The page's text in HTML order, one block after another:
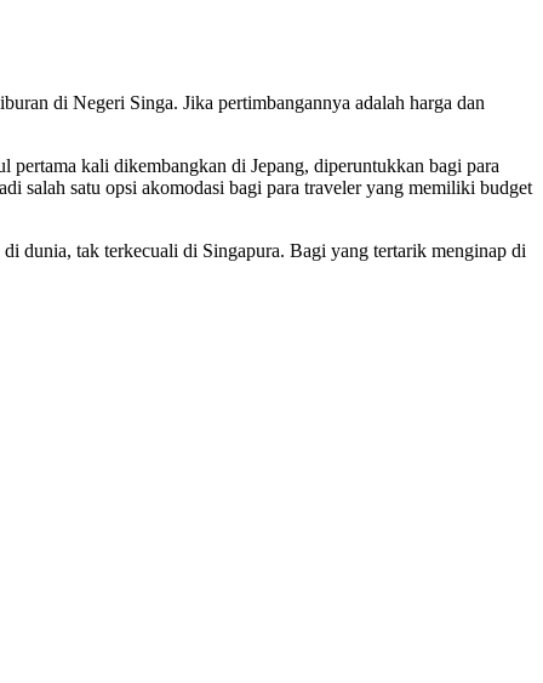
di Negeri Singa. Jika pertimbangannya adalah harga dan
kali dikembangkan di Jepang, diperuntukkan bagi para
salah satu opsi akomodasi bagi para traveler yang memiliki budget
dunia, tak terkecuali di Singapura. Bagi yang tertarik menginap di